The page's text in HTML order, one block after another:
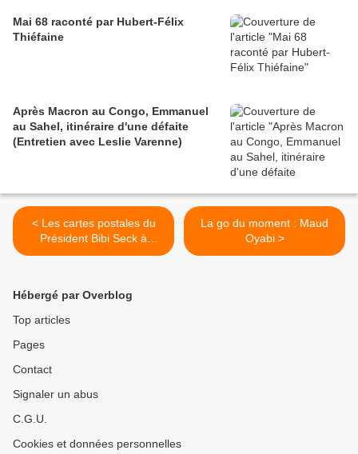
Mai 68 raconté par Hubert-Félix
Thiéfaine
Après Macron au Congo, Emmanuel
au Sahel, itinéraire d'une défaite
(Entretien avec Leslie Varenne)
< Les cartes postales du
Président Bibi Seck à
l'Ambassadrice
La go du moment : Maud
Oyabi >
Hébergé par Overblog
Top articles
Pages
Contact
Signaler un abus
C.G.U.
Cookies et données personnelles